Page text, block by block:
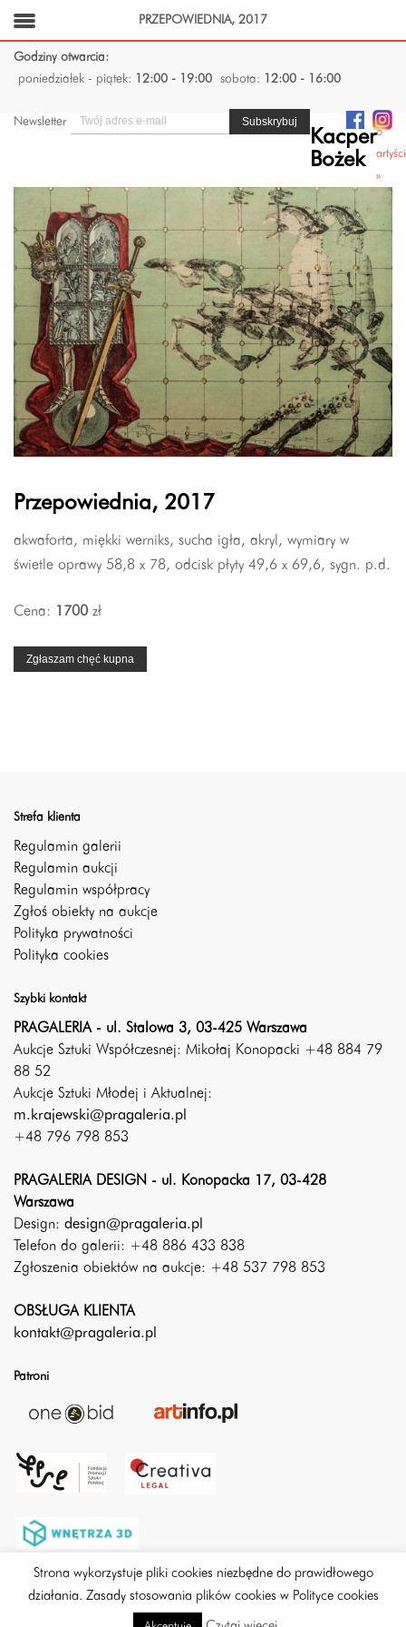
Godziny otwarcia:
poniedziałek - piątek:
12:00 - 19:00 sobota: 12:00 - 16:00
Newsletter
Kacper
Bożek
o
»
Przepowiednia, 2017
akwaforta, miękki werniks, sucha igła, akryl, wymiary w
świetle oprawy 58,8 x 78, odcisk płyty 49,6 x 69,6, sygn. p.d.
Cena: 1700 zł
Zgłaszam chęć kupna
Strefa klienta
Regulamin galerii
Regulamin aukcji
Regulamin współpracy
Zgłoś obiekty na aukcje
Polityka prywatności
Polityka cookies
Szybki kontakt
PRAGALERIA - ul. Stalowa 3, 03-425 Warszawa
Aukcje Sztuki Współczesnej: Mikołaj Konopacki +48 884 79
88 52
Aukcje Sztuki Młodej i Aktualnej:
m.krajewski@pragaleria.pl
+48 796 798 853
PRAGALERIA DESIGN - ul. Konopacka 17, 03-428
Warszawa
Design: design@pragaleria.pl
Telefon do galerii: +48 886 433 838
Zgłoszenia obiektów na aukcje: +48 537 798 853
OBSŁUGA KLIENTA
kontakt@pragaleria.pl
Patroni
Strona wykorzystuje pliki cookies niezbędne do prawidłowego
działania. Zasady stosowania plików cookies w Polityce cookies
PRZEPOWIEDNIA, 2017